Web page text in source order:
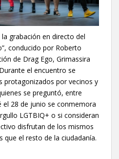
grabación en directo del
conducido por Roberto
de Drag Ego, Grimassira
el encuentro se
protagonizados por vecinos y
se preguntó, entre
28 de junio se conmemora
LGTBIQ+ o si consideran
disfrutan de los mismos
que el resto de la ciudadanía.